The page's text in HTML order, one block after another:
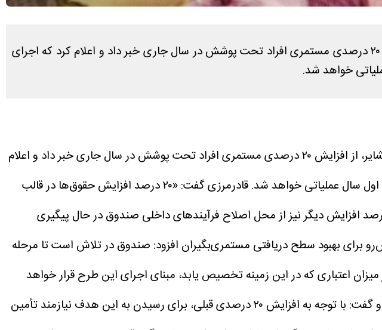
حامد قادرمرزی، مدیرعامل صندوق بیمه اجتماعی کشاورزان، روستاییان و عشایر، از افزایش ۲۰ درصدی مستمری افراد تحت پوشش در سال جاری خبر داد و اعلام کرد که اجرای
خواهد شد.
، حامد قادرمرزی، مدیرعامل صندوق بیمه اجتماعی کشاورزان، روستاییان و عشایر، از افزایش ۲۰ درصدی مستمری افراد تحت پوشش در سال جاری خبر داد و اعلام
سال عملیاتی خواهد شد.
قادرمرزی گفت: «۲۰ درصد افزایش حقوق‌ها در قالب
سالانه دستمزد از سوی دولت تأمین اعتبار شده است. علاوه بر این افزایش سالانه، ۱۰ درصد افزایش دیگر نیز از محل اصلاح فرآیندهای داخلی صندوق در حال پیگیری
برای بهبود سطح دریافتی مستمری‌بگیران افزود: صندوق در تلاش است تا مرحله
اعتباری که در این زمینه تخصیص یابد، مبنای اجرای این طرح قرار خواهد
او حداقل هدف‌گذاری صندوق در این مرحله را اعمال ۵۰ درصد متناسب‌سازی اعلام کرد و گفت: با توجه به افزایش ۲۰ درصدی قبلی، برای رسیدن به این هدف نیازمند تأمین